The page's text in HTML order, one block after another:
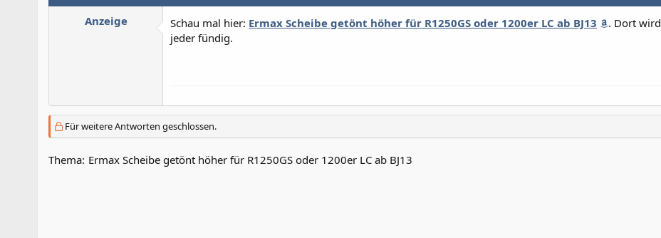
Anzeige Schau mal hier: Ermax Scheibe getönt höher für R1250GS oder 1200er LC ab BJ13
. Dort wird
jeder fündig.
Für weitere Antworten geschlossen.
Thema: Ermax Scheibe getönt höher für R1250GS oder 1200er LC ab BJ13